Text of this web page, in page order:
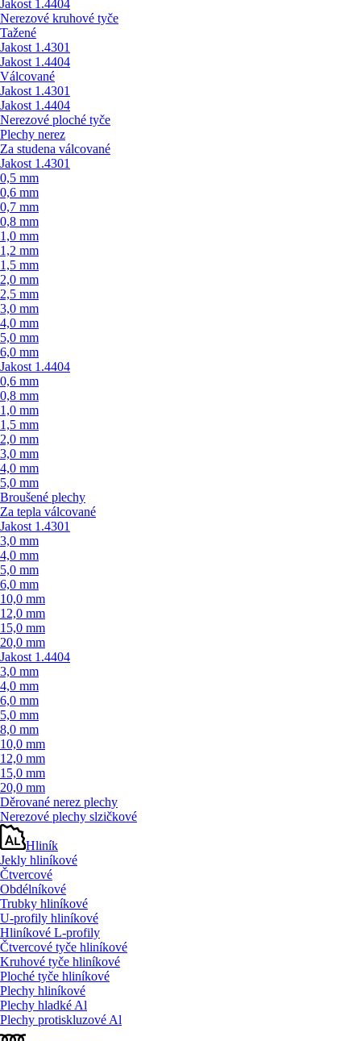
Jakost 1.4404
Nerezové kruhové tyče
Tažené
Jakost 1.4301
Jakost 1.4404
Válcované
Jakost 1.4301
Jakost 1.4404
Nerezové ploché tyče
Plechy nerez
Za studena válcované
Jakost 1.4301
0,5 mm
0,6 mm
0,7 mm
0,8 mm
1,0 mm
1,2 mm
1,5 mm
2,0 mm
2,5 mm
3,0 mm
4,0 mm
5,0 mm
6,0 mm
Jakost 1.4404
0,6 mm
0,8 mm
1,0 mm
1,5 mm
2,0 mm
3,0 mm
4,0 mm
5,0 mm
Broušené plechy
Za tepla válcované
Jakost 1.4301
3,0 mm
4,0 mm
5,0 mm
6,0 mm
10,0 mm
12,0 mm
15,0 mm
20,0 mm
Jakost 1.4404
3,0 mm
4,0 mm
6,0 mm
5,0 mm
8,0 mm
10,0 mm
12,0 mm
15,0 mm
20,0 mm
Děrované nerez plechy
Nerezové plechy slzičkové
Hliník
Jekly hliníkové
Čtvercové
Obdélníkové
Trubky hliníkové
U-profily hliníkové
Hliníkové L-profily
Čtvercové tyče hliníkové
Kruhové tyče hliníkové
Ploché tyče hliníkové
Plechy hliníkové
Plechy hladké Al
Plechy protiskluzové Al